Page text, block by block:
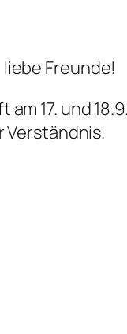
Freunde!
17. und
Verständnis.